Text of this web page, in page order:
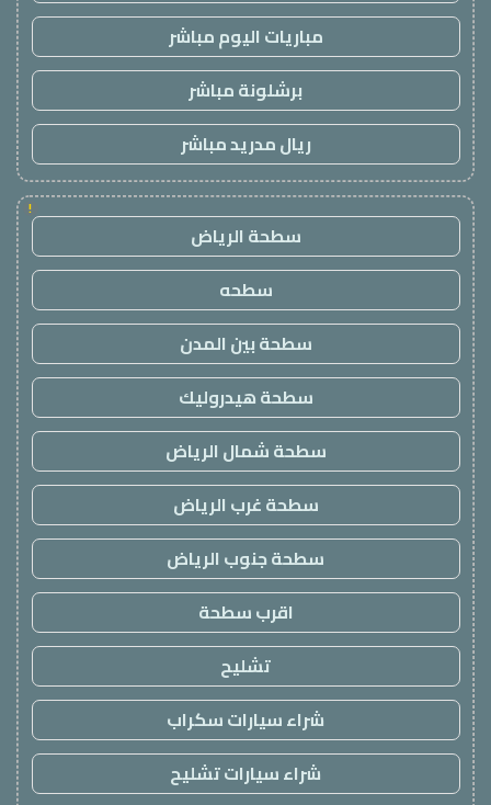
مباريات اليوم مباشر
برشلونة مباشر
ريال مدريد مباشر
!
سطحة الرياض
سطحه
سطحة بين المدن
سطحة هيدروليك
سطحة شمال الرياض
سطحة غرب الرياض
سطحة جنوب الرياض
اقرب سطحة
تشليح
شراء سيارات سكراب
شراء سيارات تشليح